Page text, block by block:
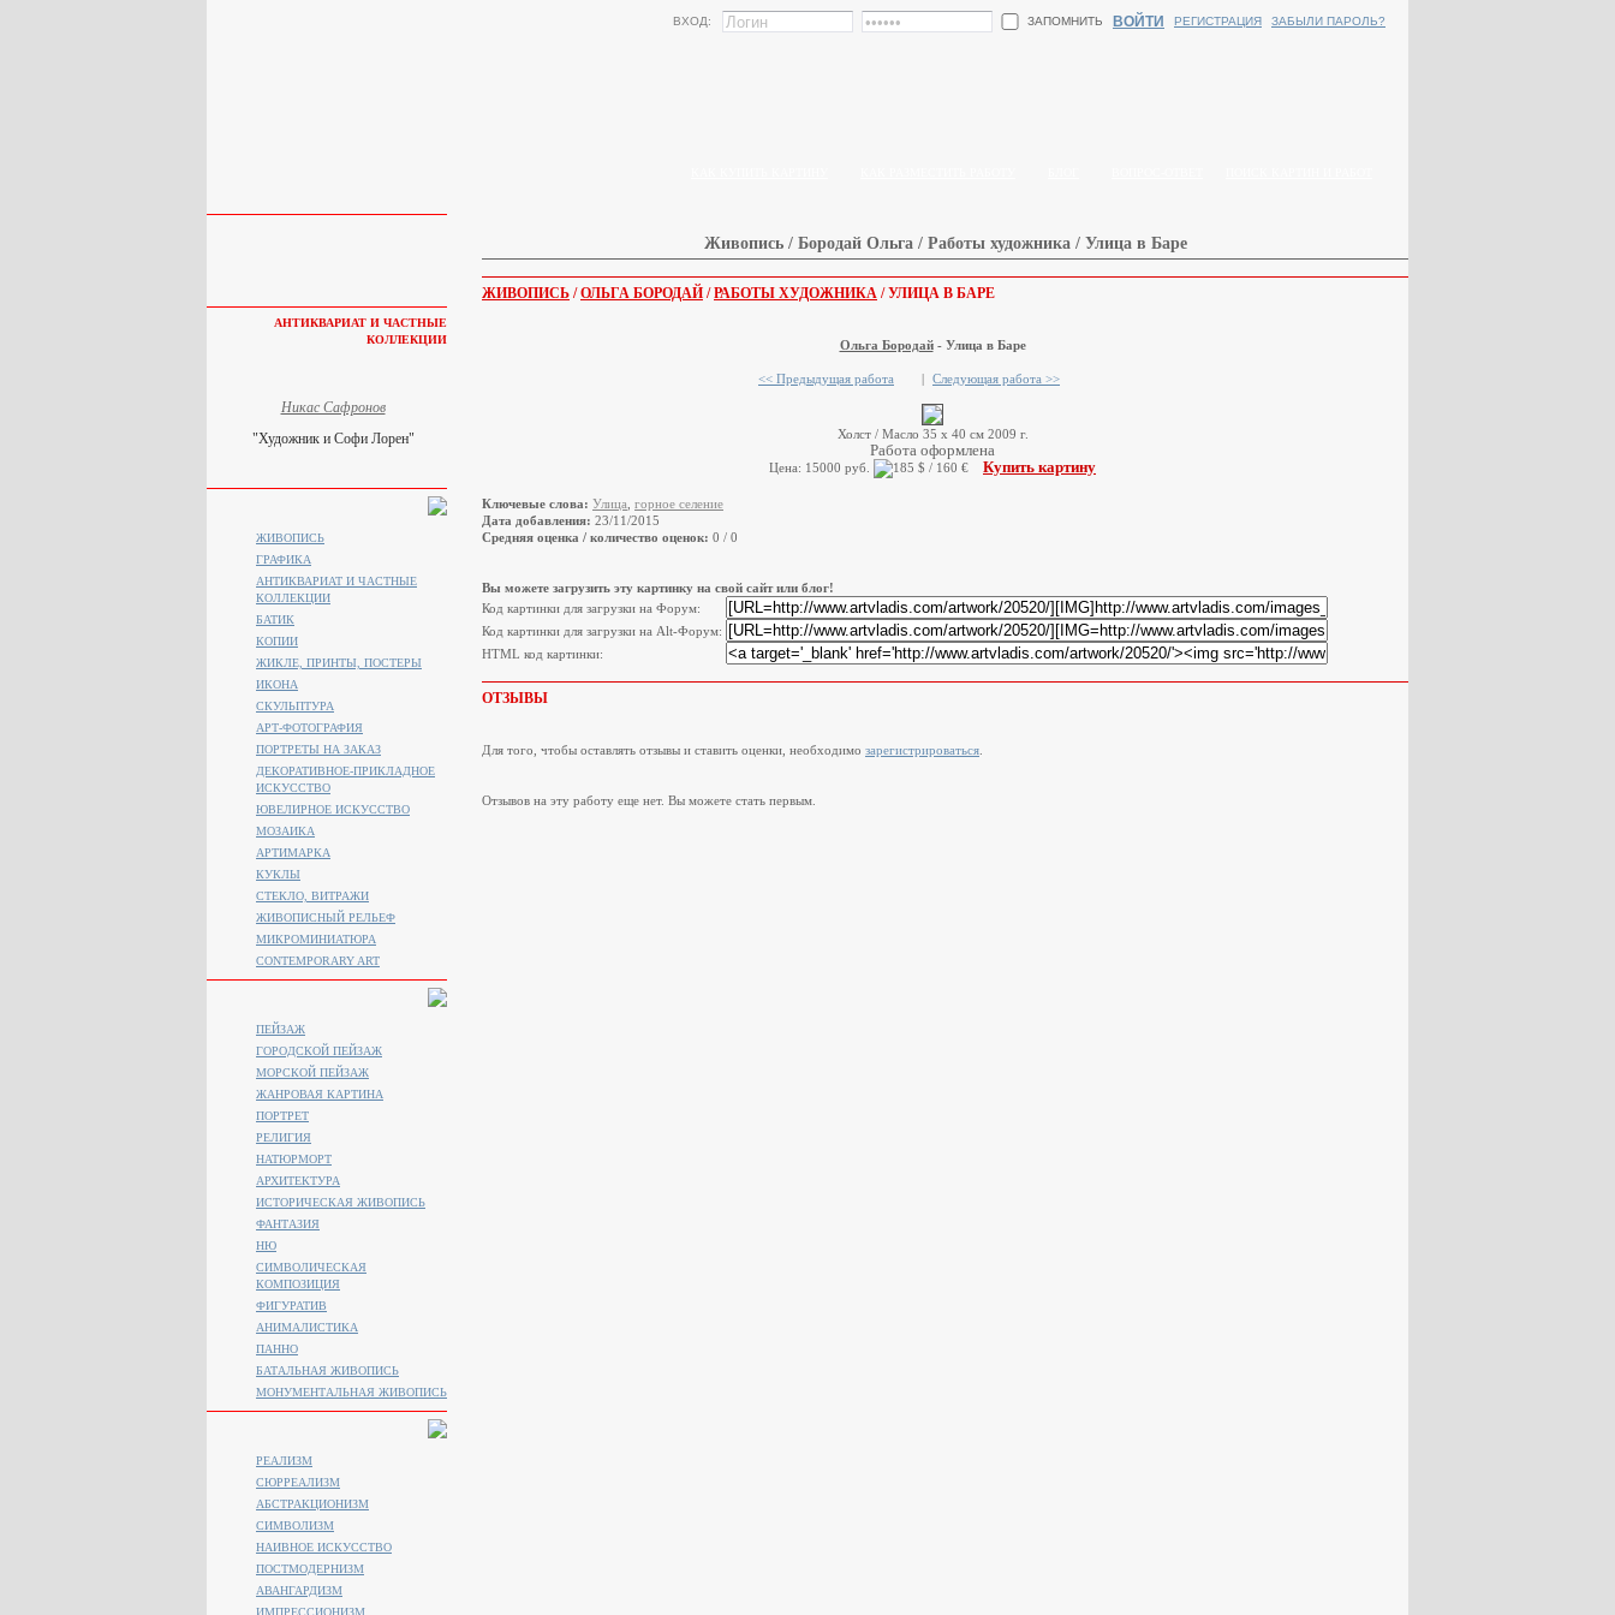
ВХОД: ЗАПОМНИТЬ ВОЙТИ РЕГИСТРАЦИЯ ЗАБЫЛИ ПАРОЛЬ?
Живопись / Бородай Ольга / Работы художника / Улица в Баре
ЖИВОПИСЬ /ОЛЬГА БОРОДАЙ /РАБОТЫ ХУДОЖНИКА / УЛИЦА В БАРЕ
Ольга Бородай- Улица в Баре
<< Предыдущая работа | Следующая работа >>
Холст / Масло 35 х 40 см 2009 г.
Работа оформлена
Цена: 15000 руб. Купить картину
Ключевые слова: Улица горное селение
Дата добавления: 23/11/2015
Средняя оценка / количество оценок: 0 / 0
Вы можете загрузить эту картинку на свой сайт или блог!
Код картинки для загрузки на Форум:
Код картинки для загрузки на Alt-Форум:
HTML код картинки:
ОТЗЫВЫ
Для того, чтобы оставлять отзывы и ставить оценки, необходимо зарегистрироваться
Отзывов на эту работу еще нет. Вы можете стать первым.
АНТИКВАРИАТ И ЧАСТНЫЕ
КОЛЛЕКЦИИ
Никас Сафронов
"Художник и Софи Лорен"
ЖИВОПИСЬ
ГРАФИКА
АНТИКВАРИАТ И ЧАСТНЫЕ
КОЛЛЕКЦИИ
БАТИК
КОПИИ
ЖИКЛЕ, ПРИНТЫ, ПОСТЕРЫ
ИКОНА
СКУЛЬПТУРА
АРТ-ФОТОГРАФИЯ
ПОРТРЕТЫ НА ЗАКАЗ
ДЕКОРАТИВНОЕ-ПРИКЛАДНОЕ
ИСКУССТВО
ЮВЕЛИРНОЕ ИСКУССТВО
МОЗАИКА
АРТИМАРКА
КУКЛЫ
СТЕКЛО, ВИТРАЖИ
ЖИВОПИСНЫЙ РЕЛЬЕФ
МИКРОМИНИАТЮРА
CONTEMPORARY ART
ПЕЙЗАЖ
ГОРОДСКОЙ ПЕЙЗАЖ
МОРСКОЙ ПЕЙЗАЖ
ЖАНРОВАЯ КАРТИНА
ПОРТРЕТ
РЕЛИГИЯ
НАТЮРМОРТ
АРХИТЕКТУРА
ИСТОРИЧЕСКАЯ ЖИВОПИСЬ
ФАНТАЗИЯ
НЮ
СИМВОЛИЧЕСКАЯ
КОМПОЗИЦИЯ
ФИГУРАТИВ
АНИМАЛИСТИКA
ПАННО
БАТАЛЬНАЯ ЖИВОПИСЬ
МОНУМЕНТАЛЬНАЯ ЖИВОПИСЬ
РЕАЛИЗМ
СЮРРЕАЛИЗМ
АБСТРАКЦИОНИЗМ
СИМВОЛИЗМ
НАИВНОЕ ИСКУССТВО
ПОСТМОДЕРНИЗМ
АВАНГАРДИЗМ
ИМПРЕССИОНИЗМ